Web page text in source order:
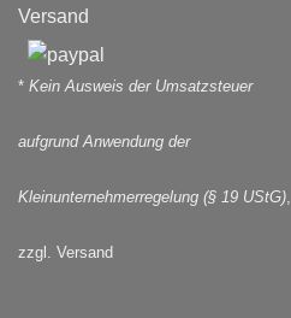
Versand
* Kein Ausweis der Umsatzsteuer
aufgrund Anwendung der
Kleinunternehmerregelung (§ 19 UStG),
zzgl. Versand